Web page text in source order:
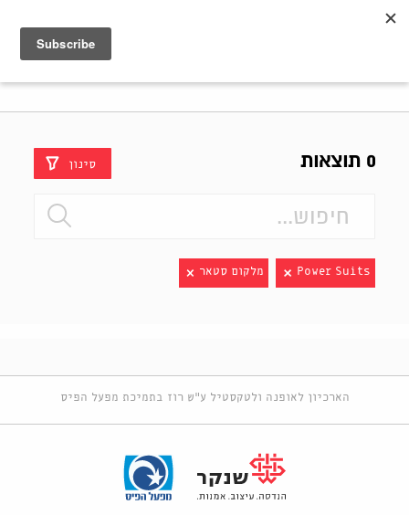
0 תוצאות סינון
Power Suits מלקום סטאר
הארכיון לאופנה ולטקסטיל ע"ש רוז בתמיכת מפעל הפיס